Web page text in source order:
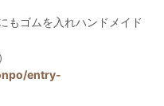
もゴムを入れハンドメイド
entry-